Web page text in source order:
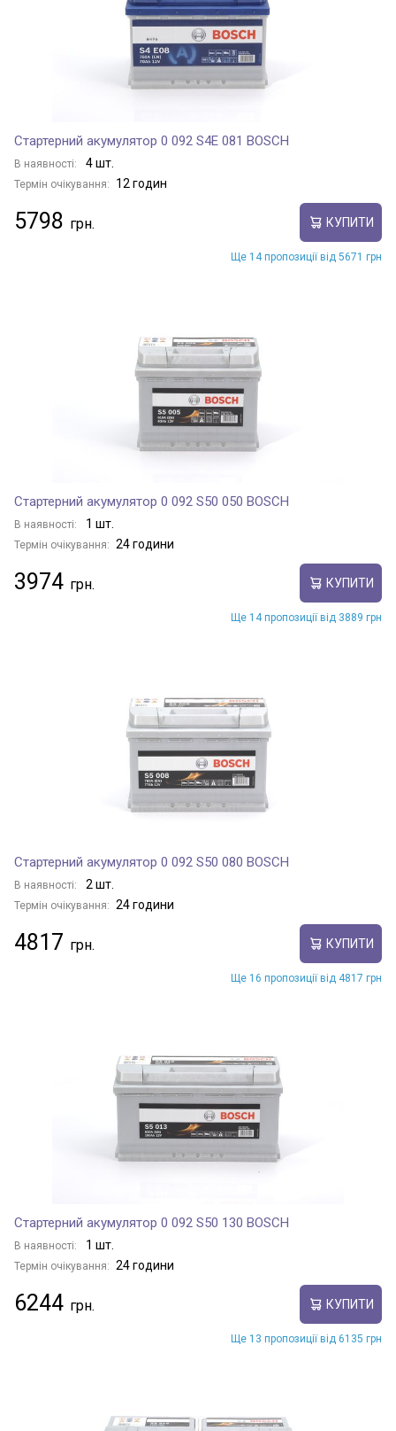
Стартерний акумулятор 0 092 S4E 081 BOSCH
В наявності: 4 шт.
Термін очікування: 12 годин
5798 КУПИТИ
Ще 14 пропозиції від 5671 грн
Стартерний акумулятор 0 092 S50 050 BOSCH
В наявності: 1 шт.
Термін очікування: 24 години
3974 КУПИТИ
Ще 14 пропозиції від 3889 грн
Стартерний акумулятор 0 092 S50 080 BOSCH
В наявності: 2 шт.
Термін очікування: 24 години
4817 КУПИТИ
Ще 16 пропозиції від 4817 грн
Стартерний акумулятор 0 092 S50 130 BOSCH
В наявності: 1 шт.
Термін очікування: 24 години
6244 КУПИТИ
Ще 13 пропозиції від 6135 грн